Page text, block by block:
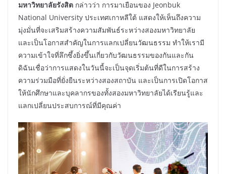
มหาวิทยาลัยรังสิต กล่าวว่า การมาเยือนของ Jeonbuk
National University ประเทศเกาหลีใต้ แสดงให้เห็นถึงความ
มุ่งมั่นที่จะเสริมสร้างความสัมพันธ์ระหว่างสองมหาวิทยาลัย
และเป็นโอกาสสำคัญในการแลกเปลี่ยนวัฒนธรรม ทำให้เรามี
ความเข้าใจที่ลึกซึ้งยิ่งขึ้นเกี่ยวกับวัฒนธรรมของกันและกัน
ดิฉันเชื่อว่าการแสดงในวันนี้จะเป็นจุดเริ่มต้นที่ดีในการสร้าง
ความร่วมมือที่ยั่งยืนระหว่างสองสถาบัน และเป็นการเปิดโอกาส
ให้นักศึกษาและบุคลากรของทั้งสองมหาวิทยาลัยได้เรียนรู้และ
แลกเปลี่ยนประสบการณ์ที่มีคุณค่า